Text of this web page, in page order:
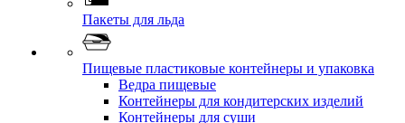
Пакеты для льда
Пищевые пластиковые контейнеры и упаковка
Ведра пищевые
Контейнеры для кондитерских изделий
Контейнеры для суши